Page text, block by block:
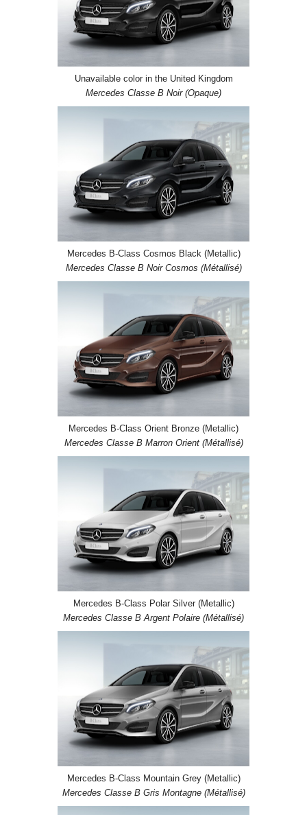
Unavailable color in the United Kingdom
Mercedes Classe B Noir (Opaque)
Mercedes B-Class Cosmos Black (Metallic)
Mercedes Classe B Noir Cosmos (Métallisé)
Mercedes B-Class Orient Bronze (Metallic)
Mercedes Classe B Marron Orient (Métallisé)
Mercedes B-Class Polar Silver (Metallic)
Mercedes Classe B Argent Polaire (Métallisé)
Mercedes B-Class Mountain Grey (Metallic)
Mercedes Classe B Gris Montagne (Métallisé)